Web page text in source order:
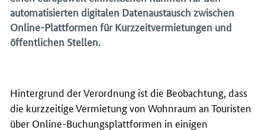
automatisierten digitalen Datenaustausch zwischen
Online-Plattformen für Kurzzeitvermietungen und
öffentlichen Stellen.
Hintergrund der Verordnung ist die Beobachtung, dass
die kurzzeitige Vermietung von Wohnraum an Touristen
über Online-Buchungsplattformen in einigen